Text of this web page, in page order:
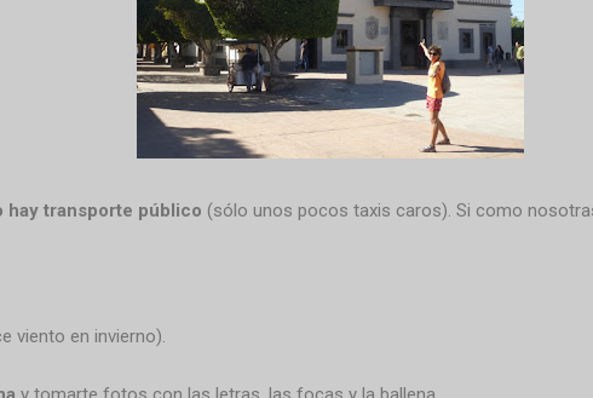
hay transporte público (sólo unos pocos taxis caros). Si como
viento en invierno).